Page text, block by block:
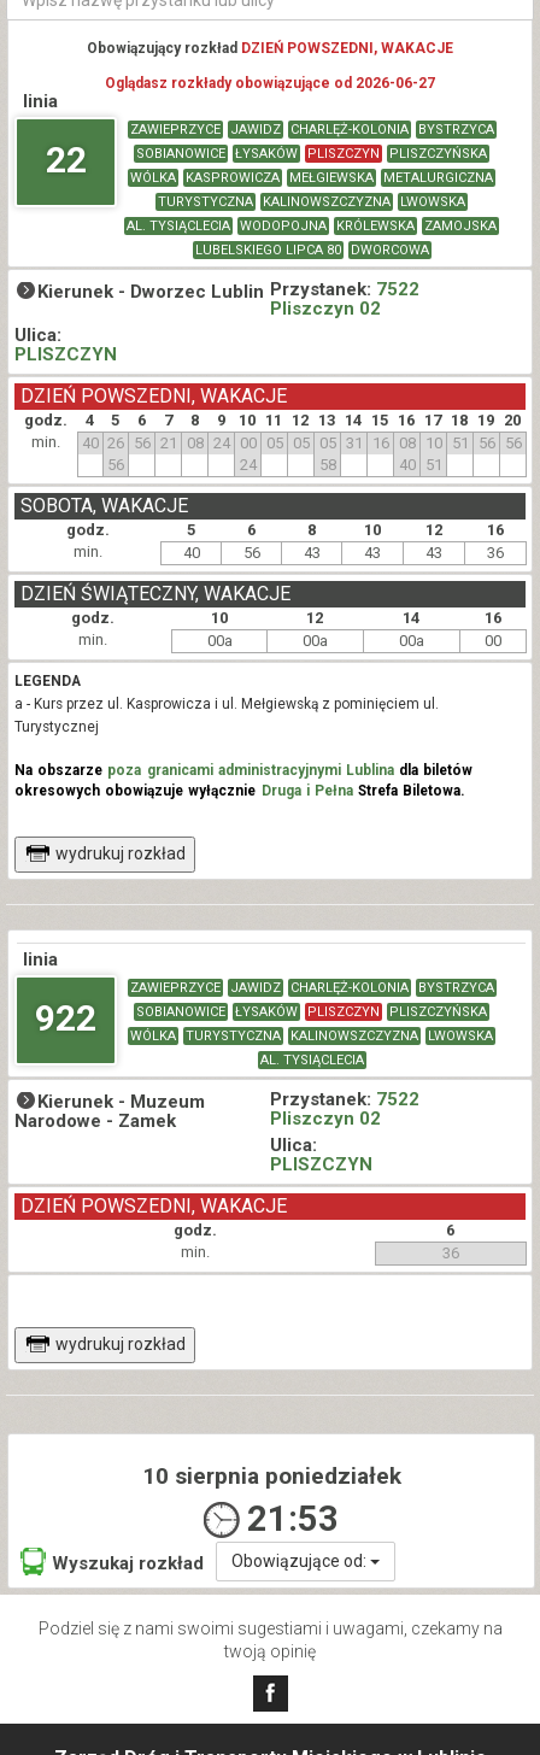
Obowiązujący rozkład DZIEŃ POWSZEDNI, WAKACJE
Oglądasz rozkłady obowiązujące od 2026-06-27
linia
22
ZAWIEPRZYCE JAWIDZ CHARLĘŻ-KOLONIA
BYSTRZYCA
SOBIANOWICE
ŁYSAKÓW PLISZCZYN
PLISZCZYŃSKA
WÓLKA
KASPROWICZA MEŁGIEWSKA
METALURGICZNA
TURYSTYCZNA
KALINOWSZCZYZNA
LWOWSKA
AL. TYSIĄCLECIA
WODOPOJNA KRÓLEWSKA
ZAMOJSKA
LUBELSKIEGO LIPCA 80
DWORCOWA
Kierunek - Dworzec Lublin Przystanek: 7522
Pliszczyn 02
Ulica:
PLISZCZYN
godz. 4 5 6 7 8 9 10 11 12 13 14 15 16 17 18 19 20
DZIEŃ POWSZEDNI, WAKACJE
min. 40 26
56
56 21 08 24
00
24
05 05
05
58
31 16
08
40
10
51
51 56 56
godz. 5 6 8 10 12 16
SOBOTA, WAKACJE
min. 40 56 43 43 43 36
godz. 10 12 14 16
DZIEŃ ŚWIĄTECZNY, WAKACJE
min. 00a 00a 00a 00
LEGENDA
a - Kurs przez ul. Kasprowicza i ul. Mełgiewską z pominięciem ul.
Turystycznej
Na obszarze poza granicami administracyjnymi Lublinadla biletów
okresowych obowiązuje wyłącznie Druga i PełnaStrefa Biletowa.
wydrukuj rozkład
linia
922
ZAWIEPRZYCE JAWIDZ CHARLĘŻ-KOLONIA
BYSTRZYCA
SOBIANOWICE
ŁYSAKÓW PLISZCZYN
PLISZCZYŃSKA
WÓLKA
TURYSTYCZNA KALINOWSZCZYZNA
LWOWSKA
AL. TYSIĄCLECIA
Kierunek - Muzeum
Narodowe - Zamek
Przystanek: 7522
Pliszczyn 02
Ulica:
PLISZCZYN
godz. 6
DZIEŃ POWSZEDNI, WAKACJE
min. 36
wydrukuj rozkład
10 sierpnia poniedziałek
21:53
Wyszukaj rozkład Obowiązujące od:
Podziel się z nami swoimi sugestiami i uwagami, czekamy na
twoją opinię